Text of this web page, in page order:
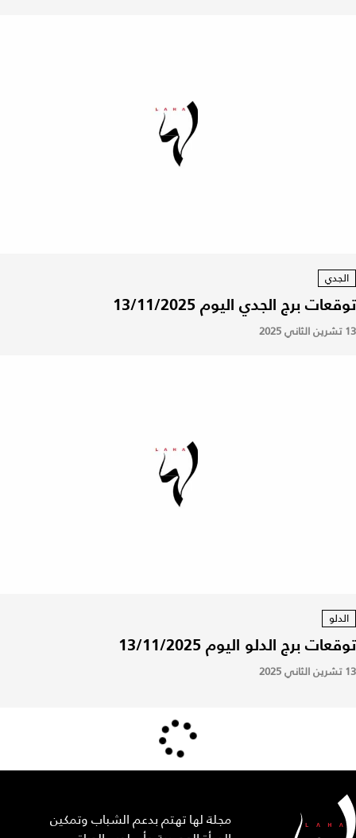
الجدي
توقعات برج الجدي اليوم 13/11/2025
13 تشرين الثاني 2025
الدلو
توقعات برج الدلو اليوم 13/11/2025
13 تشرين الثاني 2025
مجلة لها تهتم بدعم الشباب وتمكين